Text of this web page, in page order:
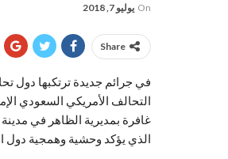
On يوليو 7, 2018
Share
في جرائم جديدة ترتكبها دول
الذي يؤكد وحشية وهمجية دول